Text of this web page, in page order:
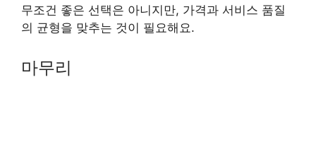
무조건 좋은 선택은 아니지만, 가격과 서비스 품질
의 균형을 맞추는 것이 필요해요.
마무리